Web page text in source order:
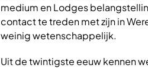
medium en Lodges
contact te treden met zijn in
weinig wetenschappelijk.
Uit de twintigste eeuw kennen